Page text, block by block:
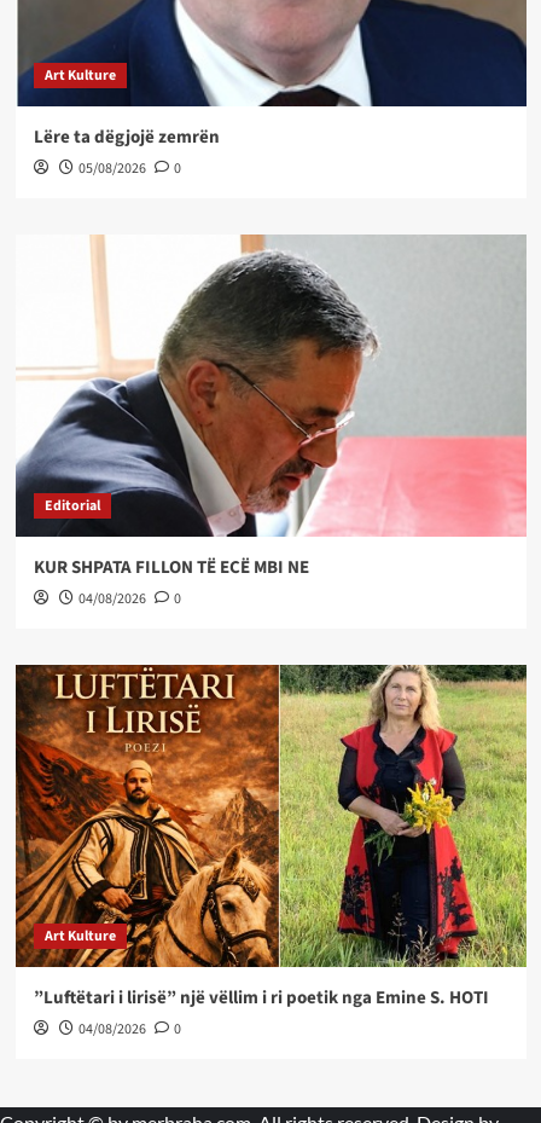
Art Kulture
Lëre ta dëgjojë zemrën
05/08/2026 0
Editorial
KUR SHPATA FILLON TË ECË MBI NE
04/08/2026 0
Art Kulture
”Luftëtari i lirisë” një vëllim i ri poetik nga Emine S. HOTI
04/08/2026 0